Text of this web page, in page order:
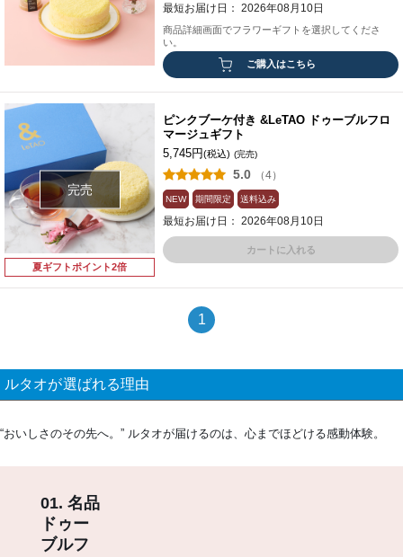
最短お届け日： 2026年08月10日
商品詳細画面でフラワーギフトを選択してくださ
い。
ご購入はこちら
完売
夏ギフトポイント2倍
ピンクブーケ付き &LeTAO ドゥーブルフロ
マージュギフト
5,745円(税込) (完売)
5.0 （4）
NEW 期間限定 送料込み
最短お届け日： 2026年08月10日
カートに入れる
1
ルタオが選ばれる理由
“おいしさのその先へ。” ルタオが届けるのは、心までほどける感動体験。
01. 名品
ドゥー
ブルフ